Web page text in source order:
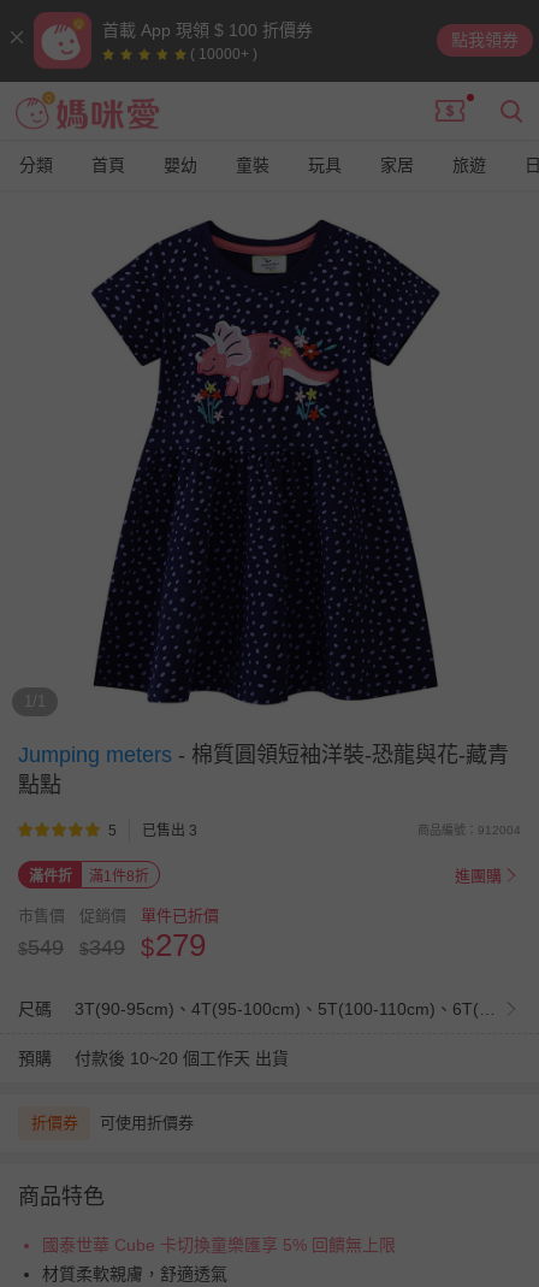
首載 App 現領 $ 100 折價券
( 10000+ )
點我領券
分類 首頁 嬰幼 童裝 玩具 家居 旅遊
1/1
Jumping meters - 棉質圓領短袖洋裝-恐龍與花-藏青
點點
5 已售出 3 商品編號：912004
滿件折 滿1件8折 進團購
市售價
$549
促銷價
$349
單件已折價
$279
尺碼
預購 付款後 10~20 個工作天 出貨
折價券 可使用折價券
商品特色
國泰世華 Cube 卡切換童樂匯享 5% 回饋無上限
材質柔軟親膚，舒適透氣